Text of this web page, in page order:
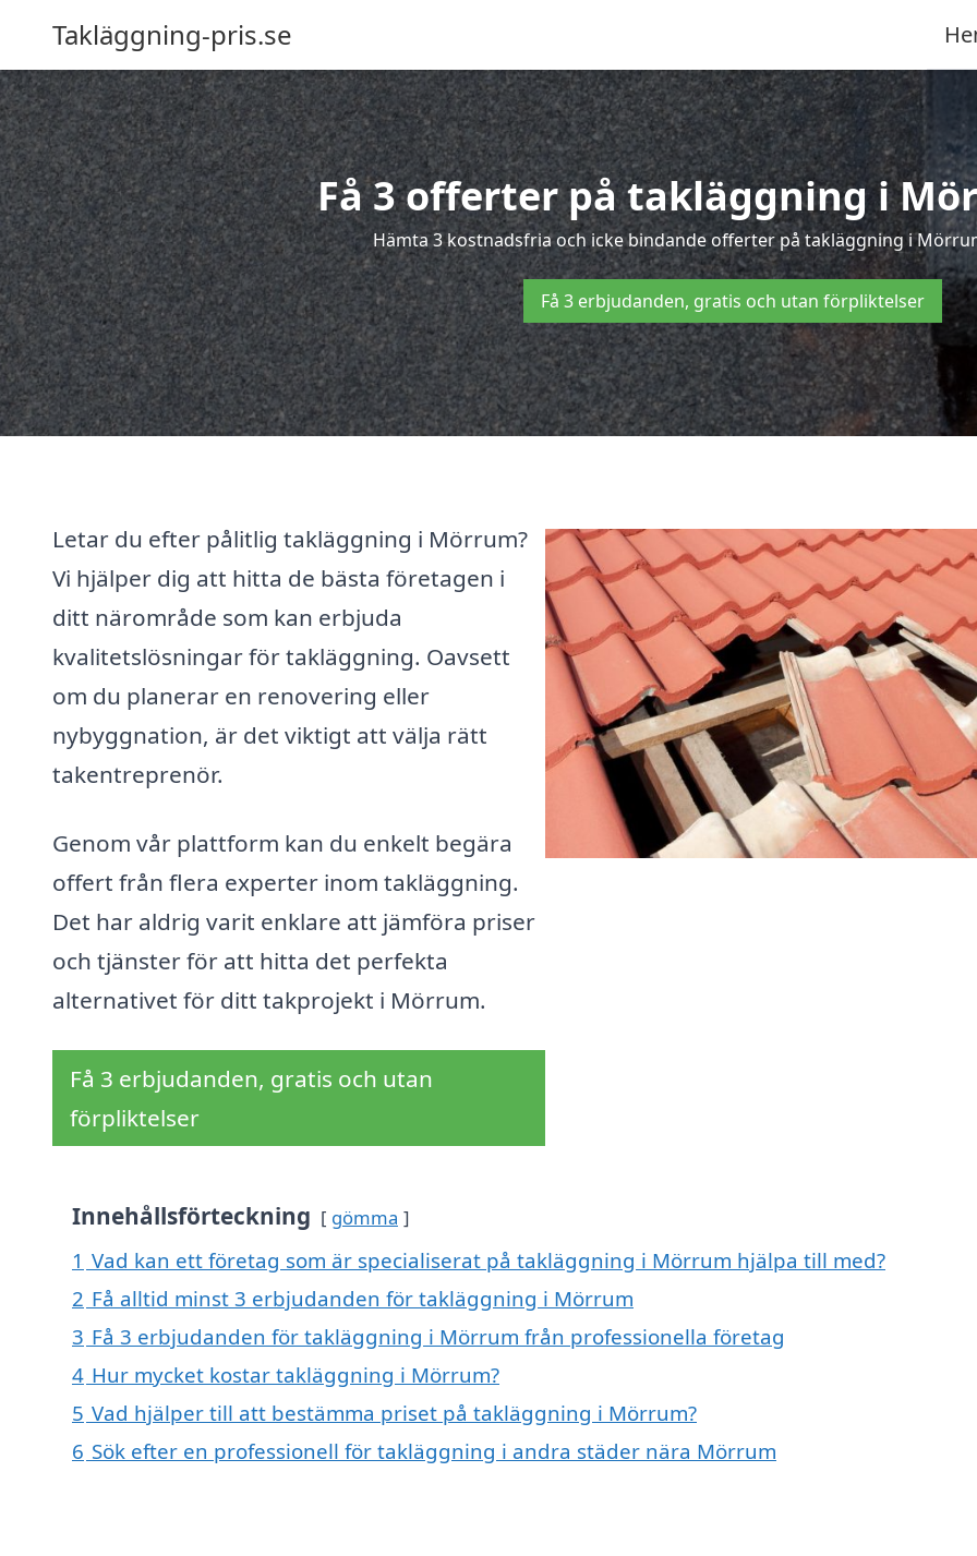
Takläggning-pris.se
Få 3 offerter på takläggning i
Hämta 3 kostnadsfria och icke bindande offerter på takläggning i
Få 3 erbjudanden, gratis och utan förpliktelser
Letar du efter pålitlig takläggning i Mörrum?
Vi hjälper dig att hitta de bästa företagen i
ditt närområde som kan erbjuda
kvalitetslösningar för takläggning. Oavsett
om du planerar en renovering eller
nybyggnation, är det viktigt att välja rätt
takentreprenör.
Genom vår plattform kan du enkelt begära
offert från flera experter inom takläggning.
Det har aldrig varit enklare att jämföra priser
och tjänster för att hitta det perfekta
alternativet för ditt takprojekt i Mörrum.
Få 3 erbjudanden, gratis och utan
förpliktelser
Innehållsförteckning gömma
1 Vad kan ett företag som är specialiserat på takläggning i Mörrum hjälpa till med?
2 Få alltid minst 3 erbjudanden för takläggning i Mörrum
3 Få 3 erbjudanden för takläggning i Mörrum från professionella företag
4 Hur mycket kostar takläggning i Mörrum?
5 Vad hjälper till att bestämma priset på takläggning i Mörrum?
6 Sök efter en professionell för takläggning i andra städer nära Mörrum